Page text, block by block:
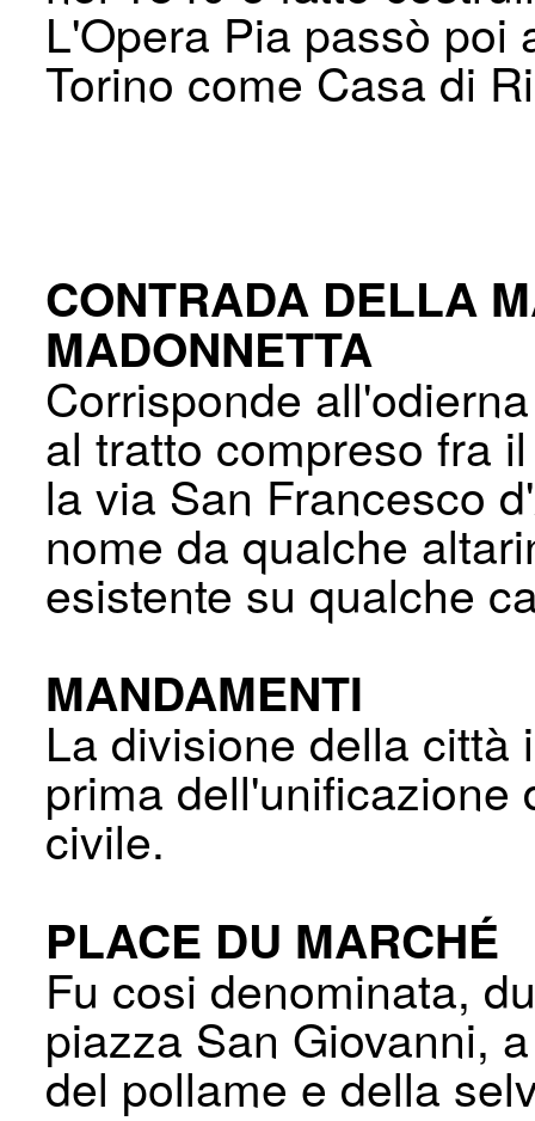
L'Opera Pia passò poi
Torino come Casa di
CONTRADA DELLA
MADONNETTA
Corrisponde
al tratto com­preso fra
la via San Francesco
nome da qualche
esistente su qualche
MANDAMENTI
La divisione della
prima dell'uni­ficazione
civile.
PLACE DU MARCHÉ
Fu cosi denominata,
piazza San Gio­vanni,
del pollame e della